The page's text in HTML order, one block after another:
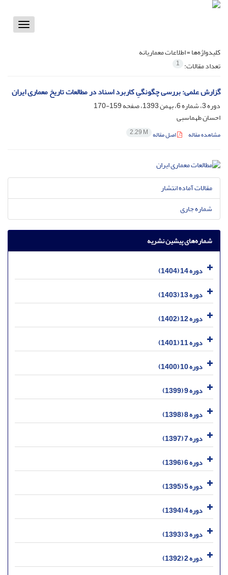
Toggle
کلیدواژه‌ها =اطلاعات معماریانه
تعداد مقالات: 1
گزارش علمی: بررسی چگونگیِ کاربرد اسناد در مطالعات تاریخ معماری ایران
دوره 3، شماره 6، بهمن 1393، صفحه
159-170
احسان طهماسبی
مشاهده مقاله اصل مقاله 2.29 M
مقالات آماده انتشار
شماره جاری
شماره‌های پیشین نشریه
دوره 14 (1404)
دوره 13 (1403)
دوره 12 (1402)
دوره 11 (1401)
دوره 10 (1400)
دوره 9 (1399)
دوره 8 (1398)
دوره 7 (1397)
دوره 6 (1396)
دوره 5 (1395)
دوره 4 (1394)
دوره 3 (1393)
دوره 2 (1392)